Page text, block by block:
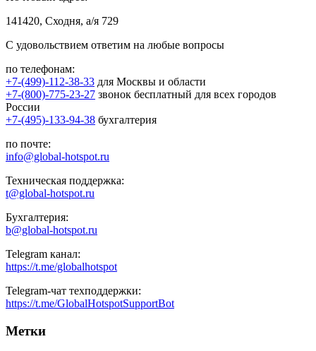
141420, Сходня, а/я 729
С удовольствием ответим на любые вопросы
по телефонам:
+7-(499)-112-38-33 для Москвы и области
+7-(800)-775-23-27 звонок бесплатный для всех городов
России
+7-(495)-133-94-38 бухгалтерия
по почте:
info@global-hotspot.ru
Техническая поддержка:
t@global-hotspot.ru
Бухгалтерия:
b@global-hotspot.ru
Telegram канал:
https://t.me/globalhotspot
Telegram-чат техподдержки:
https://t.me/GlobalHotspotSupportBot
Метки